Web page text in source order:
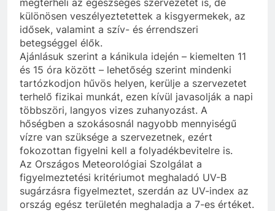
különösen veszélyeztetettek a kisgyermekek, az
idősek, valamint a szív- és érrendszeri
betegséggel élők.
Ajánlásuk szerint a kánikula idején – kiemelten 11
és 15 óra között – lehetőség szerint mindenki
tartózkodjon hűvös helyen, kerülje a szervezetet
terhelő fizikai munkát, ezen kívül javasolják a napi
többszöri, langyos vizes zuhanyozást. A
hőségben a szokásosnál nagyobb mennyiségű
vízre van szüksége a szervezetnek, ezért
fokozottan figyelni kell a folyadékbevitelre is.
Az Országos Meteorológiai Szolgálat a
figyelmeztetési kritériumot meghaladó UV-B
sugárzásra figyelmeztet, szerdán az UV-index az
ország egész területén meghaladja a 7-es értéket.